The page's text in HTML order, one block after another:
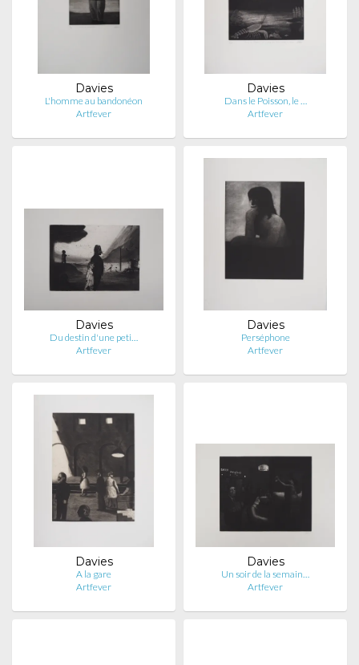
Davies
L'homme au bandonéon
Artfever
Davies
Dans le Poisson, le …
Artfever
Davies
Du destin d'une peti…
Artfever
Davies
Perséphone
Artfever
Davies
A la gare
Artfever
Davies
Un soir de la semain…
Artfever